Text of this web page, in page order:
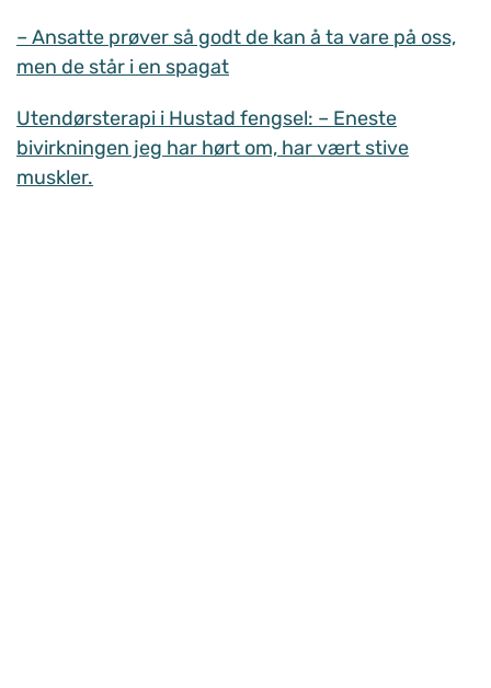
– Ansatte prøver så godt de kan å ta vare på oss,
men de står i en spagat
Utendørsterapi i Hustad fengsel: – Eneste
bivirkningen jeg har hørt om, har vært stive
muskler.